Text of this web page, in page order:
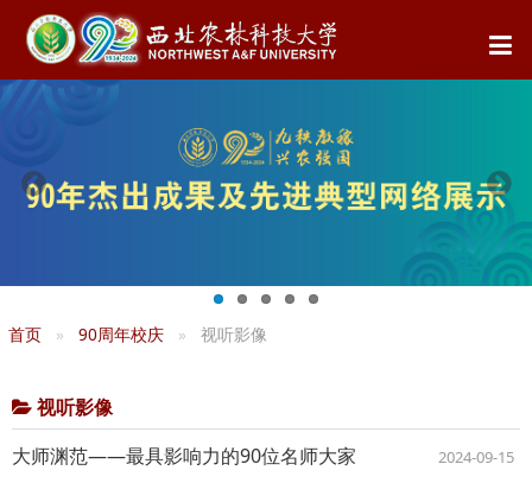
首页 90周年校庆 视听影像
视听影像
大师渊范——最具影响力的90位名师大家
2024-09-15